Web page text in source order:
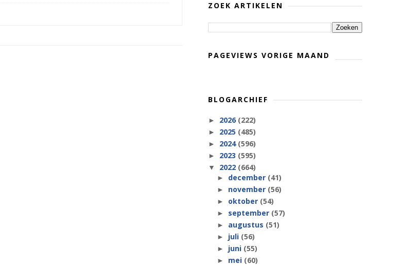
ZOEK ARTIKELEN
PAGEVIEWS VORIGE MAAND
BLOGARCHIEF
► 2026 (222)
► 2025 (485)
► 2024 (596)
► 2023 (595)
▼ 2022 (664)
► december (41)
► november (56)
► oktober (54)
► september (57)
► augustus (51)
► juli (56)
► juni (55)
► mei (60)